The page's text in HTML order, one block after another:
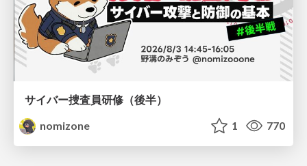
サイバー捜査員研修（後半）
nomizone
1 770